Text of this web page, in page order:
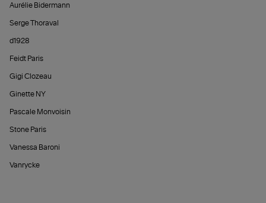
Aurélie Bidermann
Serge Thoraval
d1928
Feidt Paris
Gigi Clozeau
Ginette NY
Pascale Monvoisin
Stone Paris
Vanessa Baroni
Vanrycke